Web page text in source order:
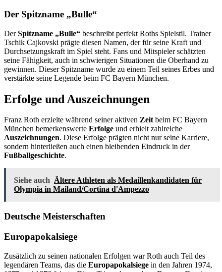
Der Spitzname „Bulle“
DerSpitzname „Bulle“ beschreibt perfekt Roths Spielstil. Trainer
Tschik Cajkovski prägte diesen Namen, der für seine Kraft und
Durchsetzungskraft im Spiel steht. Fans und Mitspieler schätzten
seine Fähigkeit, auch in schwierigen Situationen die Oberhand zu
gewinnen. Dieser Spitzname wurde zu einem Teil seines Erbes und
verstärkte seine Legende beim FC Bayern München.
Erfolge und Auszeichnungen
Franz Roth erzielte während seiner aktiven Zeitbeim FC Bayern
München bemerkenswerte Erfolge und erhielt zahlreiche
Auszeichnungen. Diese Erfolge prägten nicht nur seine Karriere,
sondern hinterließen auch einen bleibenden Eindruck in der
Fußballgeschichte.
Siehe auch Ältere Athleten als Medaillenkandidaten für
Olympia in Mailand/Cortina d'Ampezzo
Deutsche Meisterschaften
Europapokalsiege
Zusätzlich zu seinen nationalen Erfolgen war Roth auch Teil des
legendären Teams, das die Europapokalsiege in den Jahren 1974,